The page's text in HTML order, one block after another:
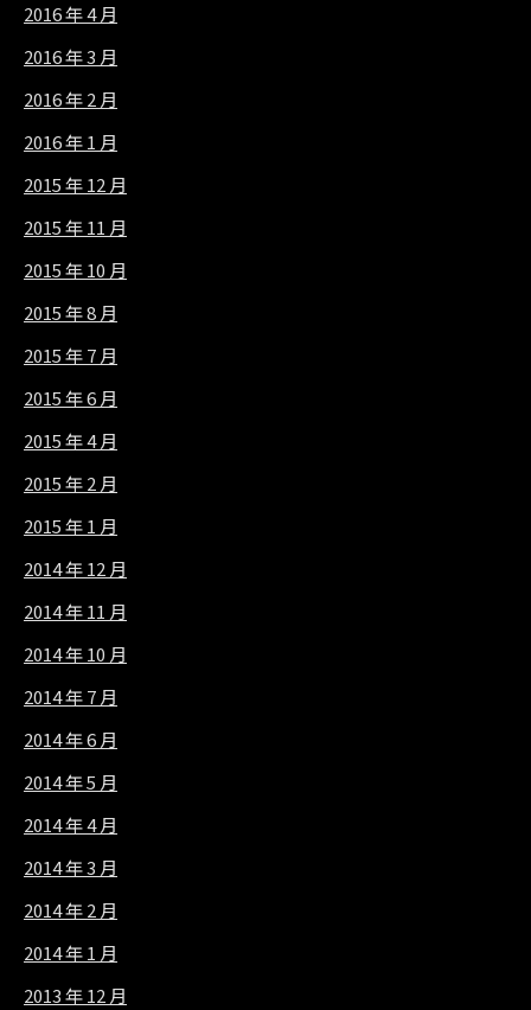
2016 年 4 月
2016 年 3 月
2016 年 2 月
2016 年 1 月
2015 年 12 月
2015 年 11 月
2015 年 10 月
2015 年 8 月
2015 年 7 月
2015 年 6 月
2015 年 4 月
2015 年 2 月
2015 年 1 月
2014 年 12 月
2014 年 11 月
2014 年 10 月
2014 年 7 月
2014 年 6 月
2014 年 5 月
2014 年 4 月
2014 年 3 月
2014 年 2 月
2014 年 1 月
2013 年 12 月